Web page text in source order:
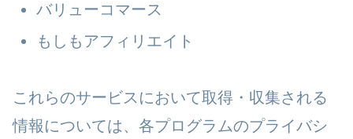
バリューコマース
もしもアフィリエイト
これらのサービスにおいて取得・収集される
情報については、各プログラムのプライバシ